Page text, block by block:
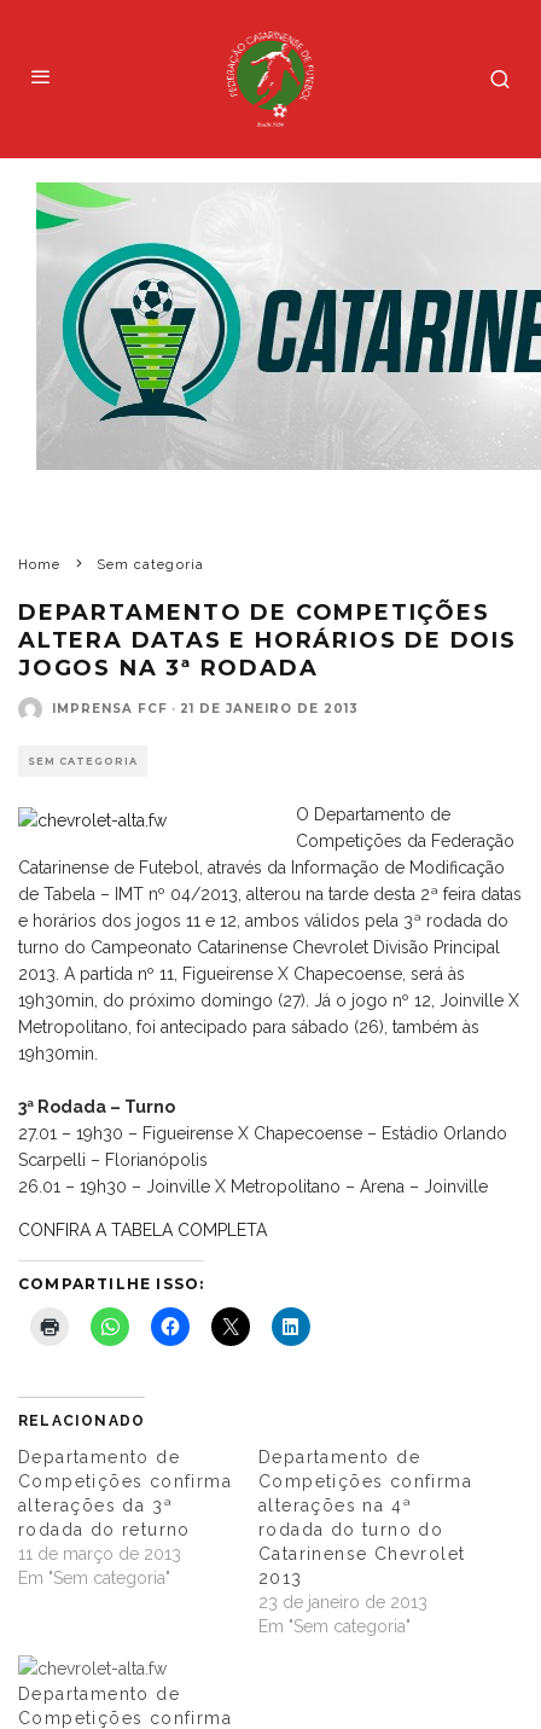
Home Sem categoria
DEPARTAMENTO DE COMPETIÇÕES
ALTERA DATAS E HORÁRIOS DE DOIS
JOGOS NA 3ª RODADA
IMPRENSA FCF · 21 DE JANEIRO DE 2013
SEM CATEGORIA
O Departamento de
Competições da Federação
Catarinense de Futebol, através da Informação de Modificação
de Tabela – IMT nº 04/2013, alterou na tarde desta 2ª feira datas
e horários dos jogos 11 e 12, ambos válidos pela 3ª rodada do
turno do Campeonato Catarinense Chevrolet Divisão Principal
2013. A partida nº 11, Figueirense X Chapecoense, será às
19h30min, do próximo domingo (27). Já o jogo nº 12, Joinville X
Metropolitano, foi antecipado para sábado (26), também às
19h30min.
3ª Rodada – Turno
27.01 – 19h30 – Figueirense X Chapecoense – Estádio Orlando
Scarpelli – Florianópolis
26.01 – 19h30 – Joinville X Metropolitano – Arena – Joinville
CONFIRA A TABELA COMPLETA
COMPARTILHE ISSO:
RELACIONADO
Departamento de
Competições confirma
alterações da 3ª
rodada do returno
11 de março de 2013
Em "Sem categoria"
Departamento de
Competições confirma
alterações na 4ª
rodada do turno do
Catarinense Chevrolet
2013
23 de janeiro de 2013
Em "Sem categoria"
Departamento de
Competições confirma